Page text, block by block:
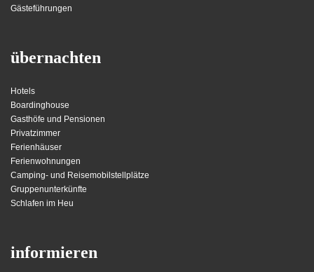
Gästeführungen
übernachten
Hotels
Boardinghouse
Gasthöfe und Pensionen
Privatzimmer
Ferienhäuser
Ferienwohnungen
Camping- und Reisemobilstellplätze
Gruppenunterkünfte
Schlafen im Heu
informieren